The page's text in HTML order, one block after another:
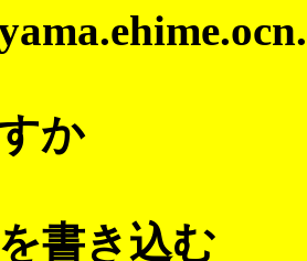
か
書き込む